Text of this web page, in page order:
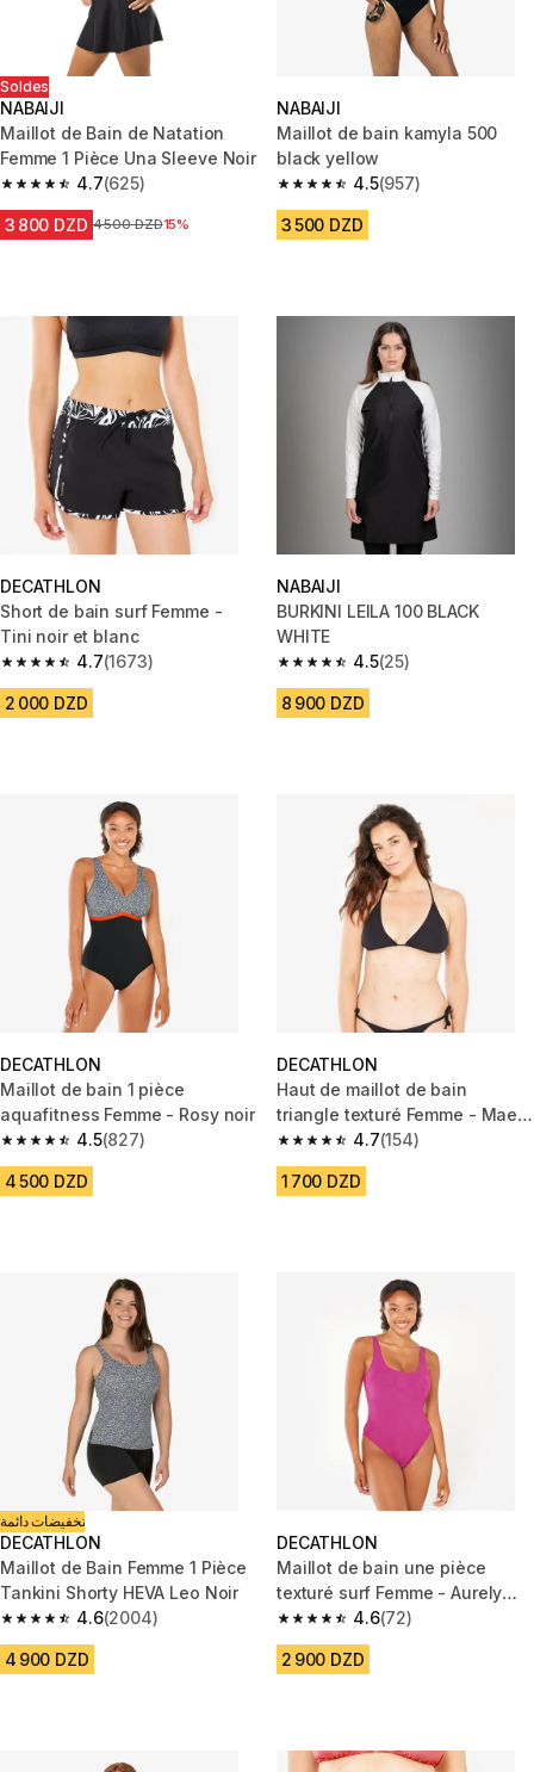
Soldes
NABAIJI
Maillot de Bain de Natation
Femme 1 Pièce Una Sleeve Noir
4.7
4.7 out of 5 stars from 625 reviews
(625)
3 800 DZD Prix avant la réduction
4 500 DZD15%
NABAIJI
Maillot de bain kamyla 500
black yellow
4.5
4.5 out of 5 stars from 957
(957)
3 500 DZD
DECATHLON
Short de bain surf Femme -
Tini noir et blanc
4.7
4.7 out of 5 stars from 1673 reviews
(1673)
2 000 DZD
NABAIJI
BURKINI LEILA 100 BLACK
WHITE
4.5
4.5 out of 5 stars from 25
(25)
8 900 DZD
DECATHLON
Maillot de bain 1 pièce
aquafitness Femme - Rosy noir
4.5
4.5 out of 5 stars from 827 reviews
(827)
4 500 DZD
DECATHLON
Haut de maillot de bain
triangle texturé Femme - Mae
noir
4.7
4.7 out of 5 stars from 154
(154)
1 700 DZD
تخفيضات دائمة
DECATHLON
Maillot de Bain Femme 1 Pièce
Tankini Shorty HEVA Leo Noir
4.6
4.6 out of 5 stars from 2004 reviews
(2004)
4 900 DZD
DECATHLON
Maillot de bain une pièce
texturé surf Femme - Aurely
violet
4.6
4.6 out of 5 stars from 72
(72)
2 900 DZD